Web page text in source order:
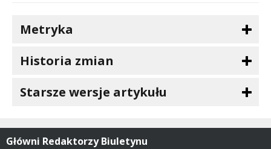
Metryka
Historia zmian
Starsze wersje artykułu
Główni Redaktorzy Biuletynu